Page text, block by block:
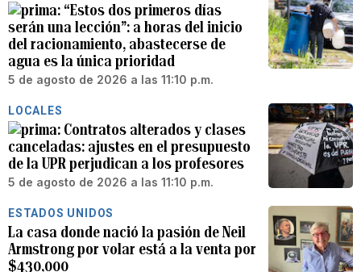
“Estos dos primeros días
serán una lección”: a horas del inicio
del racionamiento, abastecerse de
agua es la única prioridad
5 de agosto de 2026 a las 11:10 p.m.
LOCALES
Contratos alterados y clases
canceladas: ajustes en el presupuesto
de la UPR perjudican a los profesores
5 de agosto de 2026 a las 11:10 p.m.
ESTADOS UNIDOS
La casa donde nació la pasión de Neil
Armstrong por volar está a la venta por
$430,000